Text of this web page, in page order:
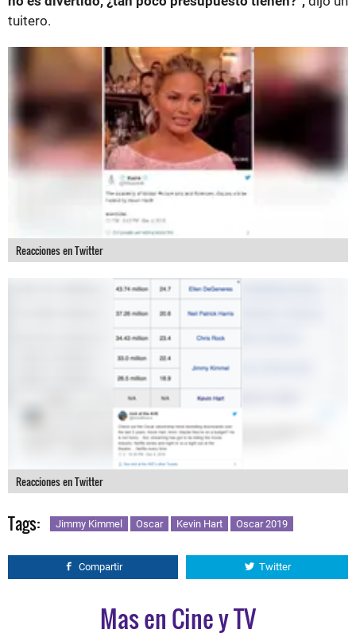
tuitero.
Reacciones en Twitter
Reacciones en Twitter
Tags: Jimmy Kimmel Oscar Kevin Hart Oscar 2019
Compartir Twitter
Mas en Cine y TV